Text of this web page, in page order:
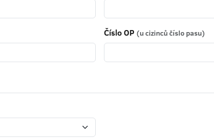
Číslo OP (u cizinců číslo pasu)